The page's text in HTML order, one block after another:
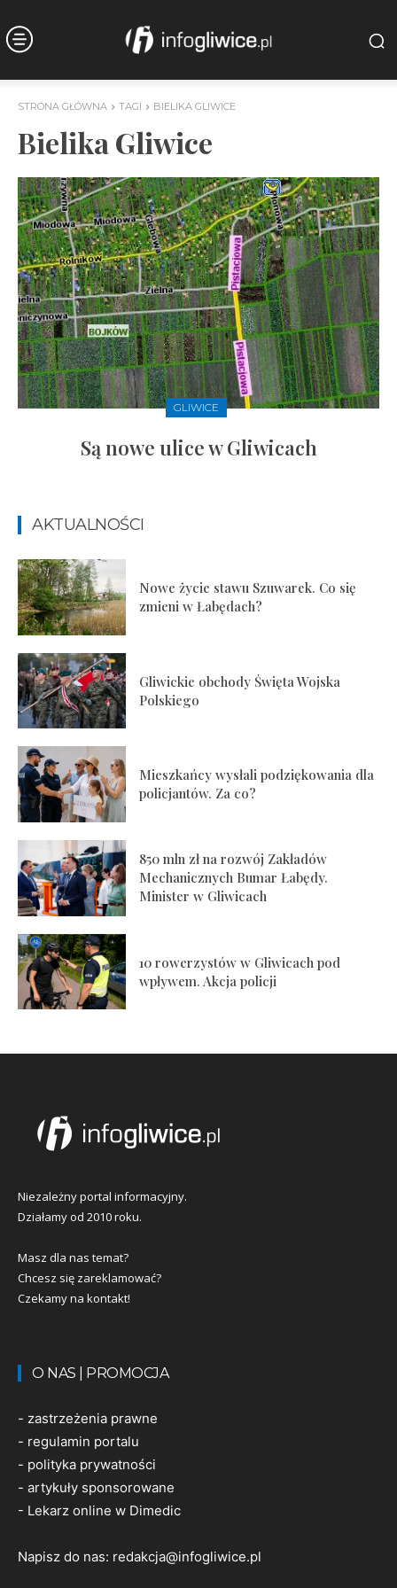
STRONA GŁÓWNA TAGI BIELIKA GLIWICE
Bielika Gliwice
GLIWICE
Są nowe ulice w Gliwicach
AKTUALNOŚCI
Nowe życie stawu Szuwarek. Co się
zmieni w Łabędach?
Gliwickie obchody Święta Wojska
Polskiego
Mieszkańcy wysłali podziękowania dla
policjantów. Za co?
850 mln zł na rozwój Zakładów
Mechanicznych Bumar Łabędy.
Minister w Gliwicach
10 rowerzystów w Gliwicach pod
wpływem. Akcja policji
Niezależny portal informacyjny.
Działamy od 2010 roku.
Masz dla nas temat?
Chcesz się zareklamować?
Czekamy na kontakt!
O NAS | PROMOCJA
- zastrzeżenia prawne
- regulamin portalu
- polityka prywatności
- artykuły sponsorowane
- Lekarz online w Dimedic
Napisz do nas: redakcja@infogliwice.pl